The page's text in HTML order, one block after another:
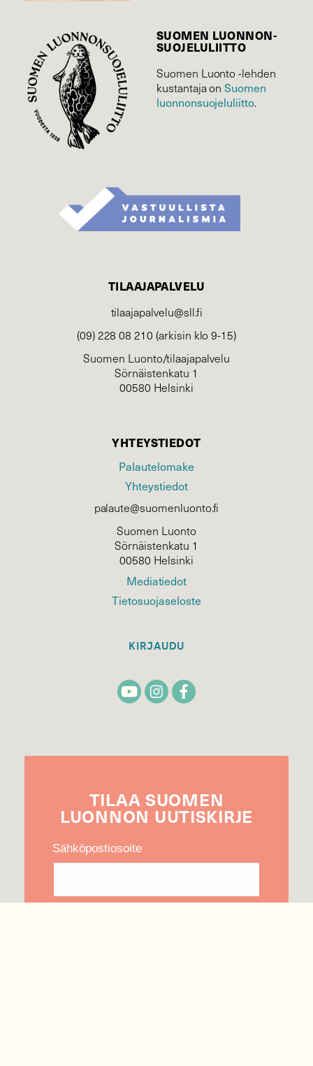
SUOMEN LUONNON­
SUOJELU­LIITTO
Suomen Luonto -lehden
kustantaja onSuomen
luonnonsuojelu­liitto.
TILAAJAPALVELU
tilaajapalvelu@sll.fi
(09) 228 08 210 (arkisin klo 9-15)
Suomen Luonto/tilaajapalvelu
Sörnäistenkatu 1
00580 Helsinki
YHTEYSTIEDOT
Palautelomake
Yhteystiedot
palaute@suomenluonto.fi
Suomen Luonto
Sörnäistenkatu 1
00580 Helsinki
Mediatiedot
Tietosuojaseloste
KIRJAUDU
TILAA SUOMEN
LUONNON UUTIS­KIRJE
Sähköpostiosoite